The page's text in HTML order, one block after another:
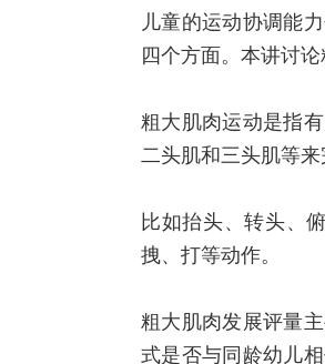
儿童的运动协调能
四个方面。本讲讨论
粗大肌肉运动是指
二头肌和三头肌等来
比如抬头、转头、
拽、打等动作。
粗大肌肉发展评量
式是否与同龄幼儿